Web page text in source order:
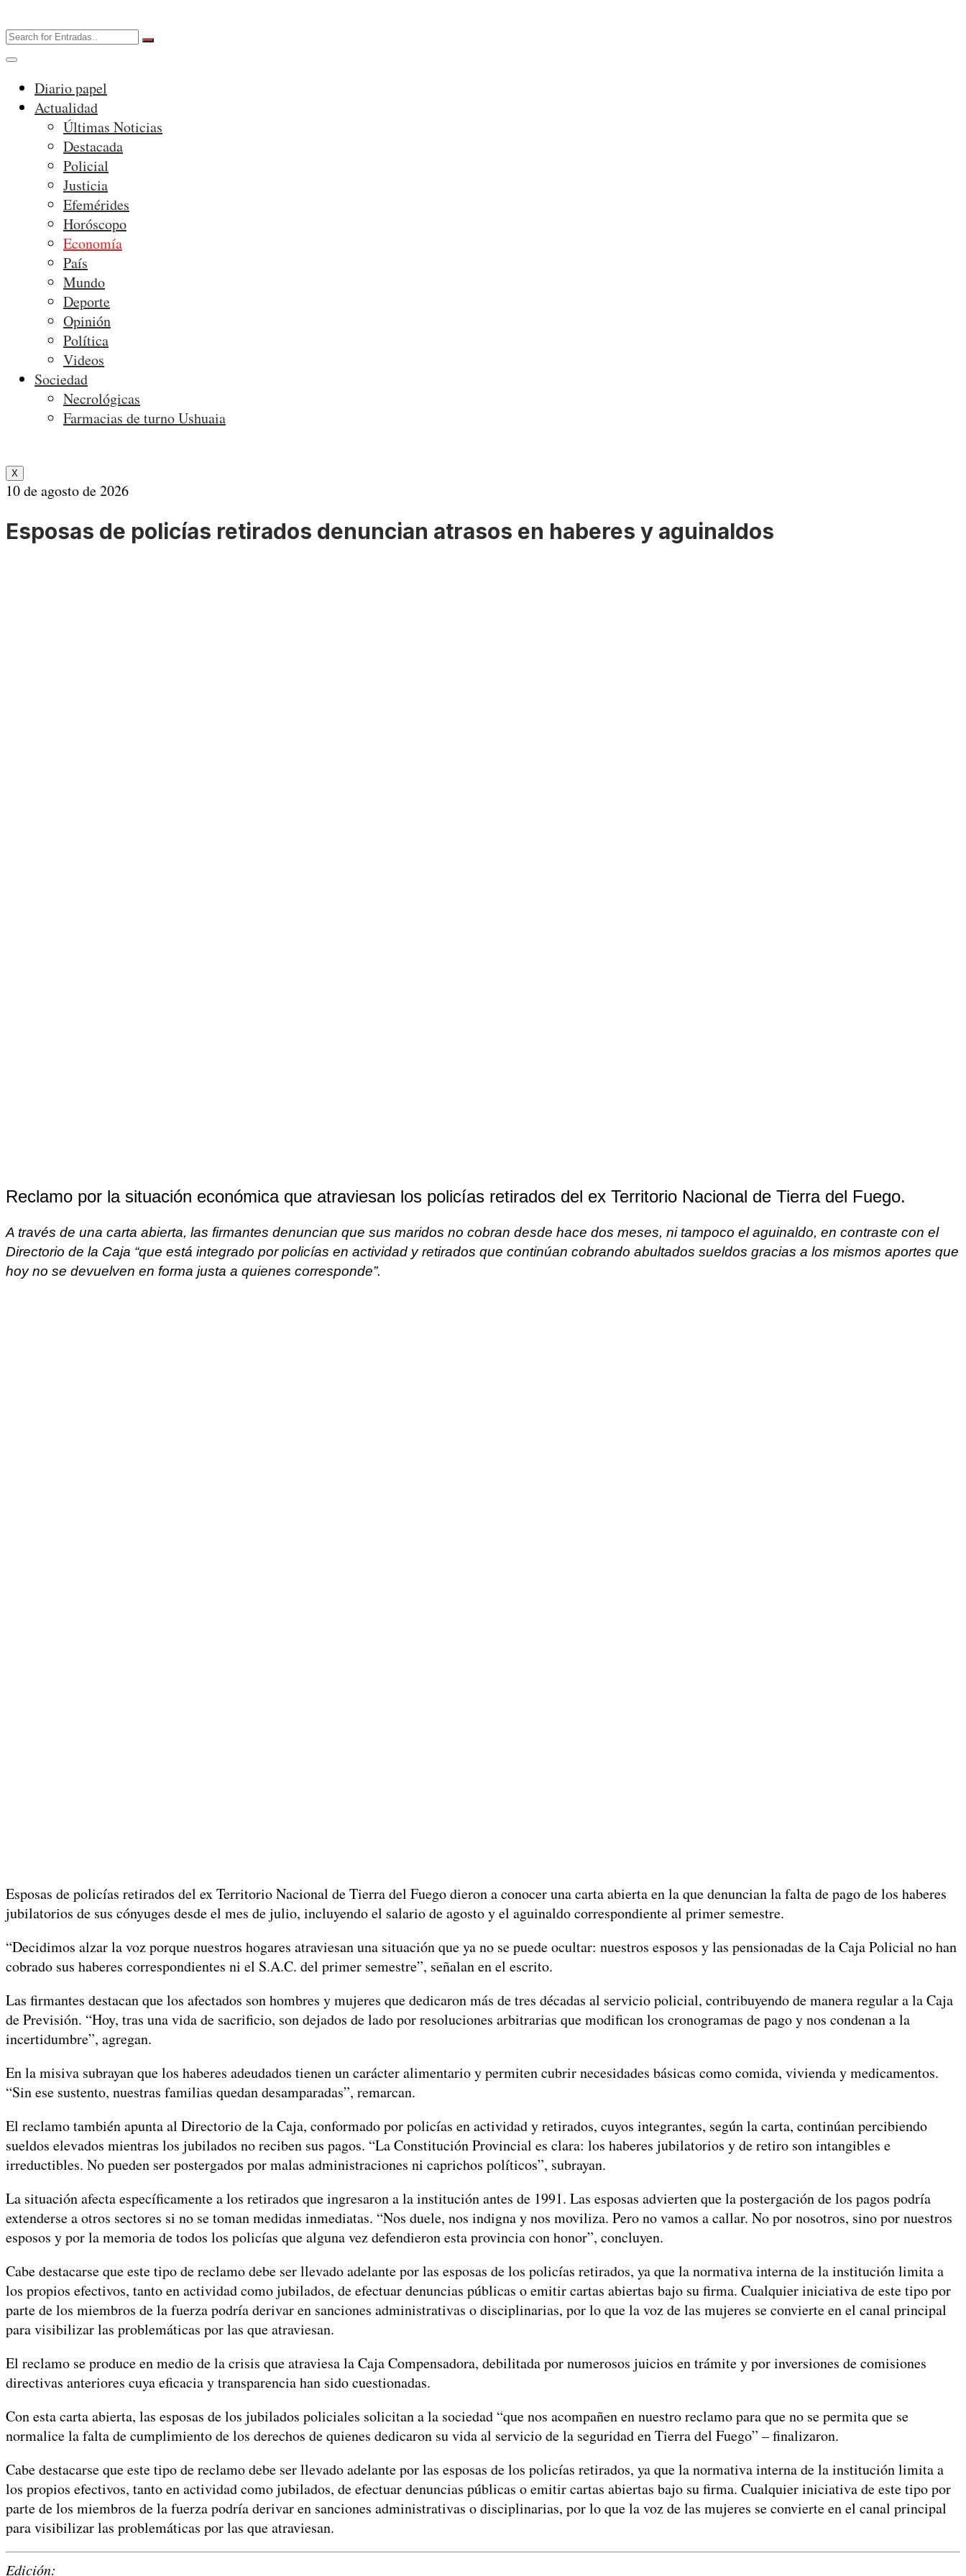
Diario papel
Actualidad
Últimas Noticias
Destacada
Policial
Justicia
Efemérides
Horóscopo
Economía
País
Mundo
Deporte
Opinión
Política
Videos
Sociedad
Necrológicas
Farmacias de turno Ushuaia
X
10 de agosto de 2026
Esposas de policías retirados denuncian atrasos en haberes y aguinaldos
Reclamo por la situación económica que atraviesan los policías retirados del ex Territorio Nacional de Tierra del Fuego.
A través de una carta abierta, las firmantes denuncian que sus maridos no cobran desde hace dos meses, ni tampoco el aguinaldo, en contraste con el
Directorio de la Caja “que está integrado por policías en actividad y retirados que continúan cobrando abultados sueldos gracias a los mismos aportes que
hoy no se devuelven en forma justa a quienes corresponde”.
Esposas de policías retirados del ex Territorio Nacional de Tierra del Fuego dieron a conocer una carta abierta en la que denuncian la falta de pago de los haberes
jubilatorios de sus cónyuges desde el mes de julio, incluyendo el salario de agosto y el aguinaldo correspondiente al primer semestre.
“Decidimos alzar la voz porque nuestros hogares atraviesan una situación que ya no se puede ocultar: nuestros esposos y las pensionadas de la Caja Policial no han
cobrado sus haberes correspondientes ni el S.A.C. del primer semestre”, señalan en el escrito.
Las firmantes destacan que los afectados son hombres y mujeres que dedicaron más de tres décadas al servicio policial, contribuyendo de manera regular a la Caja
de Previsión. “Hoy, tras una vida de sacrificio, son dejados de lado por resoluciones arbitrarias que modifican los cronogramas de pago y nos condenan a la
incertidumbre”, agregan.
En la misiva subrayan que los haberes adeudados tienen un carácter alimentario y permiten cubrir necesidades básicas como comida, vivienda y medicamentos.
“Sin ese sustento, nuestras familias quedan desamparadas”, remarcan.
El reclamo también apunta al Directorio de la Caja, conformado por policías en actividad y retirados, cuyos integrantes, según la carta, continúan percibiendo
sueldos elevados mientras los jubilados no reciben sus pagos. “La Constitución Provincial es clara: los haberes jubilatorios y de retiro son intangibles e
irreductibles. No pueden ser postergados por malas administraciones ni caprichos políticos”, subrayan.
La situación afecta específicamente a los retirados que ingresaron a la institución antes de 1991. Las esposas advierten que la postergación de los pagos podría
extenderse a otros sectores si no se toman medidas inmediatas. “Nos duele, nos indigna y nos moviliza. Pero no vamos a callar. No por nosotros, sino por nuestros
esposos y por la memoria de todos los policías que alguna vez defendieron esta provincia con honor”, concluyen.
Cabe destacarse que este tipo de reclamo debe ser llevado adelante por las esposas de los policías retirados, ya que la normativa interna de la institución limita a
los propios efectivos, tanto en actividad como jubilados, de efectuar denuncias públicas o emitir cartas abiertas bajo su firma. Cualquier iniciativa de este tipo por
parte de los miembros de la fuerza podría derivar en sanciones administrativas o disciplinarias, por lo que la voz de las mujeres se convierte en el canal principal
para visibilizar las problemáticas por las que atraviesan.
El reclamo se produce en medio de la crisis que atraviesa la Caja Compensadora, debilitada por numerosos juicios en trámite y por inversiones de comisiones
directivas anteriores cuya eficacia y transparencia han sido cuestionadas.
Con esta carta abierta, las esposas de los jubilados policiales solicitan a la sociedad “que nos acompañen en nuestro reclamo para que no se permita que se
normalice la falta de cumplimiento de los derechos de quienes dedicaron su vida al servicio de la seguridad en Tierra del Fuego” – finalizaron.
Cabe destacarse que este tipo de reclamo debe ser llevado adelante por las esposas de los policías retirados, ya que la normativa interna de la institución limita a
los propios efectivos, tanto en actividad como jubilados, de efectuar denuncias públicas o emitir cartas abiertas bajo su firma. Cualquier iniciativa de este tipo por
parte de los miembros de la fuerza podría derivar en sanciones administrativas o disciplinarias, por lo que la voz de las mujeres se convierte en el canal principal
para visibilizar las problemáticas por las que atraviesan.
Edición: